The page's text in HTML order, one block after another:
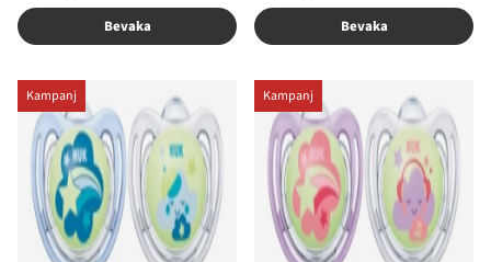
Bevaka Bevaka
Kampanj Kampanj